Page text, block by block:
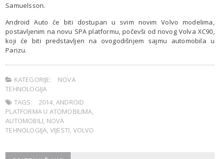
Samuelsson.
Android Auto će biti dostupan u svim novim Volvo modelima,
postavljenim na novu SPA platformu, počevši od novog Volva XC90,
koji će biti predstavljen na ovogodišnjem sajmu automobila u
Parizu.
KATEGORIJE:
NOVA
TEHNOLOGIJA
TAGS:
2014, ANDROID
PLATFORMA U ATOMOBILIMA
AUTOMOBILI NOVA
TEHNOLOGIJA VIJESTI VOLVO